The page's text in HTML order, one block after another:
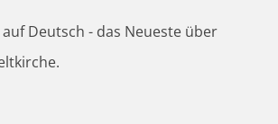
Deutsch - das Neueste über